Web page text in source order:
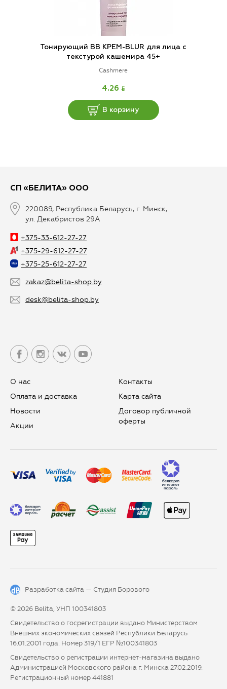
Тонирующий ВВ КРЕМ-BLUR для лица с
текстурой кашемира 45+
Cashmere
4.26 BYN
В корзину
СП «БЕЛИТА» ООО
220089, Республика Беларусь, г. Минск,
ул. Декабристов 29А
+375-33-612-27-27
+375-29-612-27-27
+375-25-612-27-27
zakaz@belita-shop.by
desk@belita-shop.by
О нас
Оплата и доставка
Новости
Aкции
Контакты
Карта сайта
Договор публичной
оферты
Разработка сайта — Студия Борового
© 2026 Belita, УНП 100341803
Свидетельство о госрегистрации выдано Министерством
Внешних экономических связей Республики Беларусь
16.01.2001 года. Номер 319/1 ЕГР №100341803
Свидетельство о регистрации интернет-магазина выдано
Администрацией Московского района г. Минска 27.02.2019.
Регистрационный номер 441881